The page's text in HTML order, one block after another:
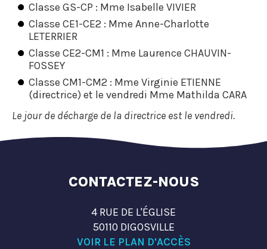
Classe GS-CP : Mme Isabelle VIVIER
Classe CE1-CE2 : Mme Anne-Charlotte
LETERRIER
Classe CE2-CM1 : Mme Laurence CHAUVIN-
FOSSEY
Classe CM1-CM2 : Mme Virginie ETIENNE
(directrice) et le vendredi Mme Mathilda CARA
Le jour de décharge de la directrice est le vendredi.
CONTACTEZ-NOUS
4 RUE DE L'ÉGLISE
50110 DIGOSVILLE
VOIR LE PLAN D'ACCÈS